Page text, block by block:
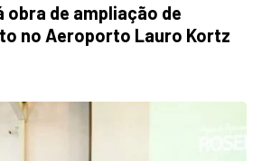
de ampliação de
no Aeroporto Lauro Kortz